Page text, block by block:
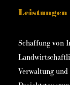
Leistungen
Schaffung von
Verwaltung